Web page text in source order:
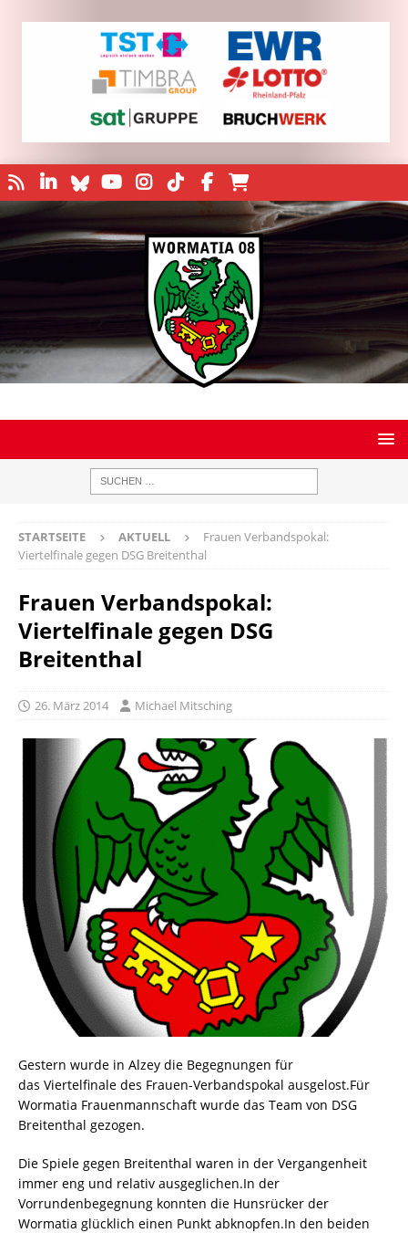
STARTSEITE AKTUELL
Frauen Verbandspokal:
Viertelfinale gegen DSG Breitenthal
Frauen Verbandspokal:
Viertelfinale gegen DSG
Breitenthal
26. März 2014 Michael Mitsching
Gestern wurde in Alzey die Begegnungen für
das Viertelfinale des Frauen-Verbandspokal ausgelost.Für
Wormatia Frauenmannschaft wurde das Team von DSG
Breitenthal gezogen.
Die Spiele gegen Breitenthal waren in der Vergangenheit
immer eng und relativ ausgeglichen.In der
Vorrundenbegegnung konnten die Hunsrücker der
Wormatia glücklich einen Punkt abknopfen.In den beiden